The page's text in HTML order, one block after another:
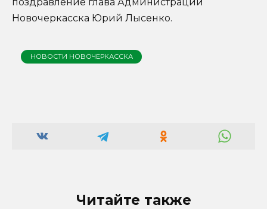
Новочеркасска Юрий Лысенко.
НОВОСТИ НОВОЧЕРКАССКА
Читайте также